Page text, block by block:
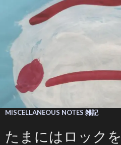
MISCELLANEOUS NOTES 雑記
たまにはロックを